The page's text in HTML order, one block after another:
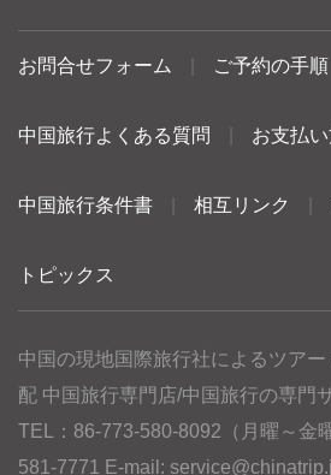
お問合せフォーム ご予約の手順
中国旅行よくある質問 お支払
中国旅行条件書 相互リンク
トピックス
中国の現地国際旅行社によるツア
配 中国旅行専門店/中国旅行の専門
TEL：86-773-580-8092（月曜～金
581-7771 E-mail: